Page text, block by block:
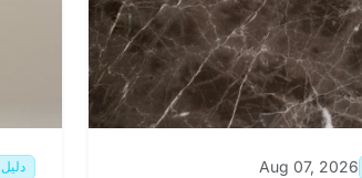
Aug 07, 2026